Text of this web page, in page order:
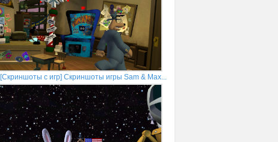
[Скриншоты с игр] Скриншоты игры Sam & Max...